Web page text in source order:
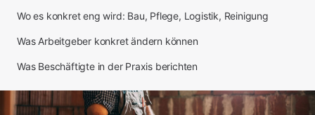
Wo es konkret eng wird: Bau, Pflege, Logistik, Reinigung
Was Arbeitgeber konkret ändern können
Was Beschäftigte in der Praxis berichten